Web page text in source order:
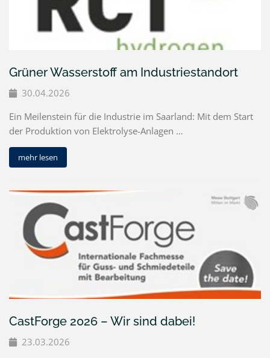
Grüner Wasserstoff am Industriestandort
30.04.2026
Ein Meilenstein für die Industrie im Saarland: Mit dem Start
der Produktion von Elektrolyse-Anlagen …
mehr lesen
CastForge 2026 – Wir sind dabei!
23.03.2026